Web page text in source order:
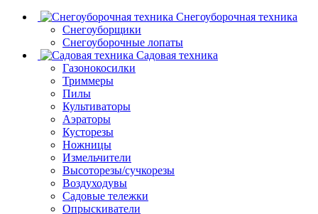
Снегоуборочная техника
Снегоуборщики
Снегоуборочные лопаты
Садовая техника
Газонокосилки
Триммеры
Пилы
Культиваторы
Аэраторы
Кусторезы
Ножницы
Измельчители
Высоторезы/сучкорезы
Воздуходувы
Садовые тележки
Опрыскиватели